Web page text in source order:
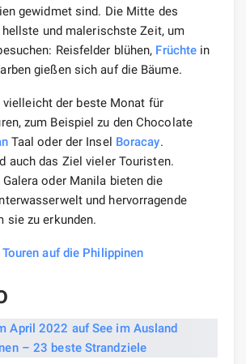
gewidmet sind. Die Mitte des
und malerischste Zeit, um
Reisfelder blühen, Früchte in
gießen sich auf die Bäume.
der beste Monat für
zum Beispiel zu den Chocolate
Taal oder der Insel Boracay.
auch das Ziel vieler Touristen.
Galera oder Manila bieten die
und hervorragende
sie zu erkunden.
auf die Philippinen